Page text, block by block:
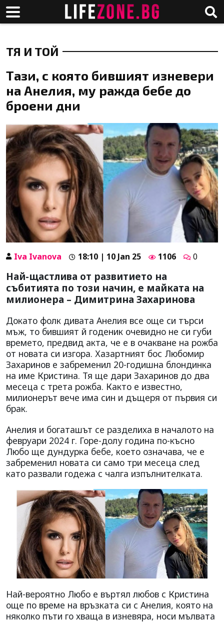
ТЯ И ТОЙ
Тази, с която бившият изневери
на Анелия, му ражда бебе до
броени дни
Iva Ivanova 18:10 | 10 Jan 25 1106 0
Най-щастлива от развитието на
събитията по този начин, е майката на
милионера – Димитрина Захаринова
Докато фолк дивата Анелия все още си търси
мъж, то бившият й годеник очевидно не си губи
времето, предвид акта, че е в очакване на рожба
от новата си изгора. Хазартният бос Любомир
Захаринов е забременил 20-годишна блондинка
на име Кристина. Тя ще дари Захаринов до два
месеца с трета рожба. Както е известно,
милионерът вече има син и дъщеря от първия си
брак.
Анелия и богаташът се разделиха в началото на
февруари 2024 г. Горе-долу година по-късно
Любо ще дундурка бебе, което означава, че е
забременил новата си само три месеца след
като развали годежа с чалга изпълнителката.
Най-вероятно Любо е въртял любов с Кристина
още по време на връзката си с Анелия, която на
няколко пъти го хваща в изневяра, носи мълвата